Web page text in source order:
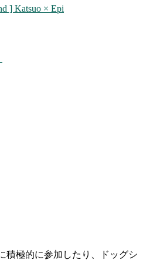
] Katsuo × Epi
積極的に参加したり、ドッグシ